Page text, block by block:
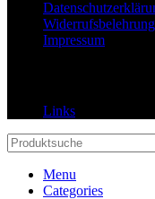
Widerrufsbelehrung
Impressum
Links
Menu
Categories